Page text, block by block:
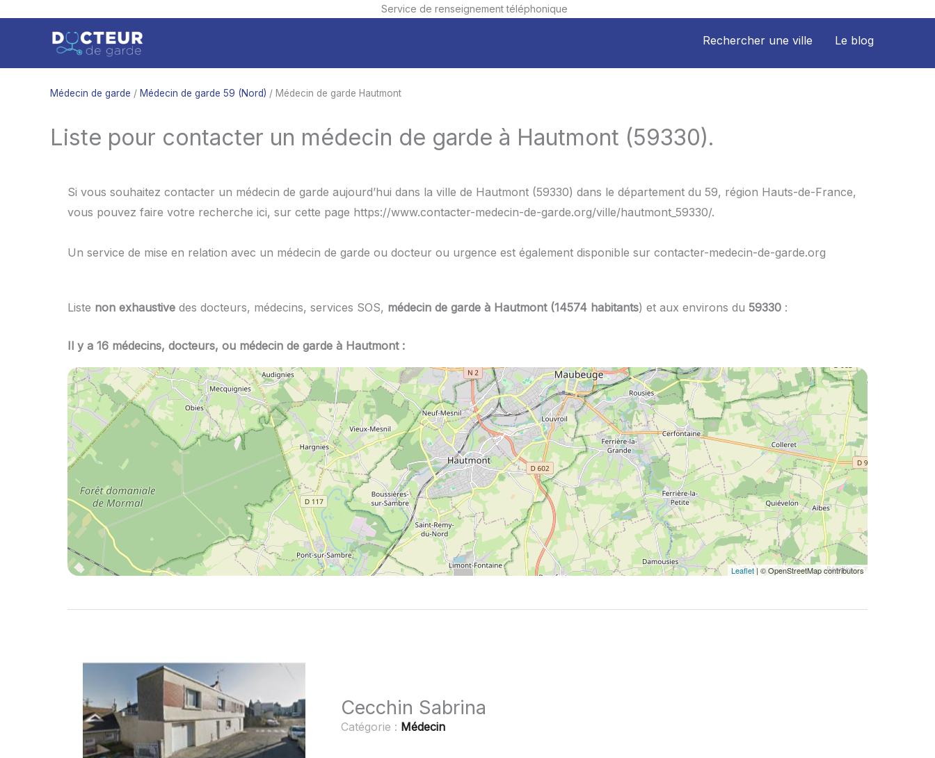
Service de renseignement téléphonique
contenu
Rechercher une ville Le blog
Médecin de garde / Médecin de garde 59 (Nord) / Médecin de garde Hautmont
Liste pour contacter un médecin de garde à Hautmont (59330).
Si vous souhaitez contacter un médecin de garde aujourd’hui dans la ville de Hautmont (59330) dans le département du 59, région Hauts-de-France,
vous pouvez faire votre recherche ici, sur cette page https://www.contacter-medecin-de-garde.org/ville/hautmont_59330/.
Un service de mise en relation avec un médecin de garde ou docteur ou urgence est également disponible sur contacter-medecin-de-garde.org
Liste non exhaustive des docteurs, médecins, services SOS, médecin de garde à Hautmont (14574 habitants) et aux environs du 59330 :
Il y a 16 médecins, docteurs, ou médecin de garde à Hautmont :
Leaflet | © OpenStreetMap contributors
Cecchin Sabrina
Catégorie : Médecin